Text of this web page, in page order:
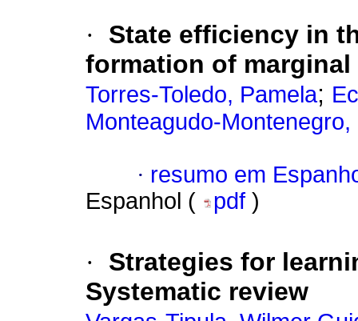
·
State efficiency in
formation of marginal
Torres-Toledo, Pamela;
Monteagudo-
· resumo em
Espanhol (
pdf )
·
Strategies for
Systematic review